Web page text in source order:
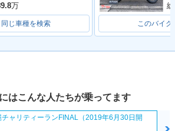
2001年 ZRX-Ⅱ・マ
2000年 ZRX-Ⅱ・カ
万
同じ車種を検索 このバイ
はこんな人たちが乗ってます
チャリティーランFINAL（2019年6月30日開